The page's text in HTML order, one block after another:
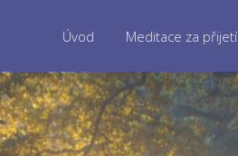
Úvod Meditace za přijetí